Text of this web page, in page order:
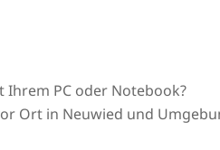
Ihrem PC oder Notebook?
Ort in Neuwied und